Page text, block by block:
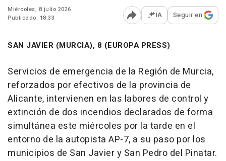
Miércoles, 8 julio 2026
Publicado: 18:33
Abrir opciones para
IA Seguir en
SAN JAVIER (MURCIA), 8 (EUROPA PRESS)
Servicios de emergencia de la Región de Murcia,
reforzados por efectivos de la provincia de
Alicante, intervienen en las labores de control y
extinción de dos incendios declarados de forma
simultánea este miércoles por la tarde en el
entorno de la autopista AP-7, a su paso por los
municipios de San Javier y San Pedro del Pinatar.